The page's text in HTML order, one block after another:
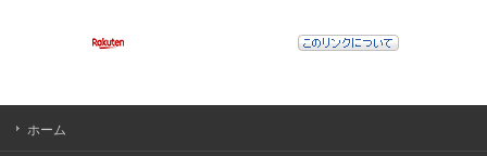
ホーム